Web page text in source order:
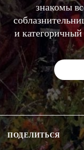
знакомы
и
ПОДЕЛИТЬСЯ